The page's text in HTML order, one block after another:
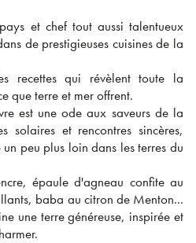
et chef tout aussi talentueux
de prestigieuses cuisines de la
recettes qui révèlent toute la
que terre et mer offrent.
est une ode aux saveurs de la
solaires et rencontres sincères,
peu plus loin dans les terres du
épaule d'agneau confite au
baba au citron de Menton...
une terre généreuse, inspirée et